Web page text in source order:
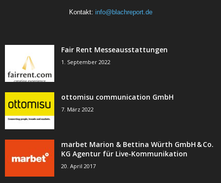
Kontakt: info@blachreport.de
Fair Rent Messeausstattungen
1. September 2022
ottomisu communication GmbH
7. März 2022
marbet Marion & Bettina Würth GmbH & Co.
KG Agentur für Live-Kommunikation
20. April 2017